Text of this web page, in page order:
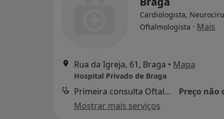
Cardiologista,
Oftalmologista · Mais
Rua da Igreja, 61, Braga • Mapa
Hospital Privado de Braga
Primeira consulta Oftalmologia
Preço não
Mostrar mais serviços